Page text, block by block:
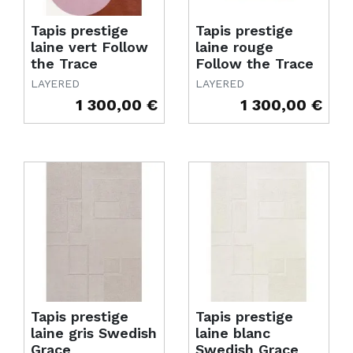
Tapis prestige
laine vert Follow
the Trace
LAYERED
1 300,00 €
Tapis prestige
laine rouge
Follow the Trace
LAYERED
1 300,00 €
Tapis prestige
laine gris Swedish
Grace
Tapis prestige
laine blanc
Swedish Grace